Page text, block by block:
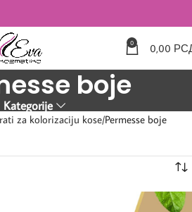
0 0,00
boje
Kategorije
za kolorizaciju kose Permesse boje